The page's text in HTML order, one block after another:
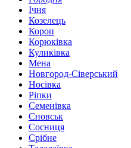
Ічня
Козелець
Короп
Корюківка
Куликівка
Мена
Новгород-Сіверський
Носівка
Ріпки
Семенівка
Сновськ
Сосниця
Срібне